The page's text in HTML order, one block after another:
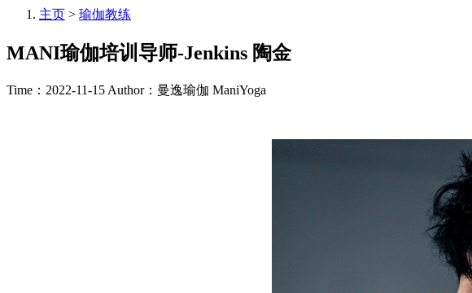
主页 > 瑜伽教练
MANI瑜伽培训导师-Jenkins 陶金
Time：2022-11-15 Author：曼逸瑜伽 ManiYoga